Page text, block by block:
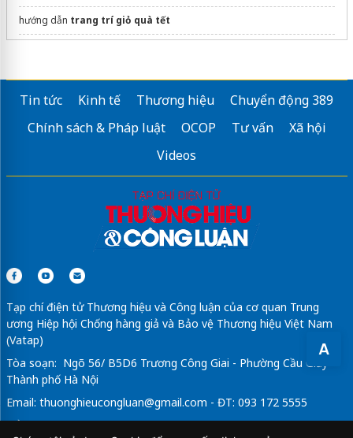
A
hướng dẫn trang trí giỏ quà tết
Tin tức Kinh tế Thương hiệu
Chuyển động 389
Chính sách & Pháp luật
OCOP Tư vấn
Xã hội
Videos
Tạp chí điện tử Thương hiệu và Công luận của cơ quan Trung
ương Hiệp hội Chống hàng giả và Bảo vệ Thương hiệu Việt Nam
(Vatap)
Tòa soạn: Ngõ 56/ B5D6 Trương Công Giai - Phường Cầu Giấy -
Thành phố Hà Nội
Email: thuonghieucongluan@gmail.com - ĐT: 093 172 5555
Tổng Biên Tập: Vũ Đức Thuận